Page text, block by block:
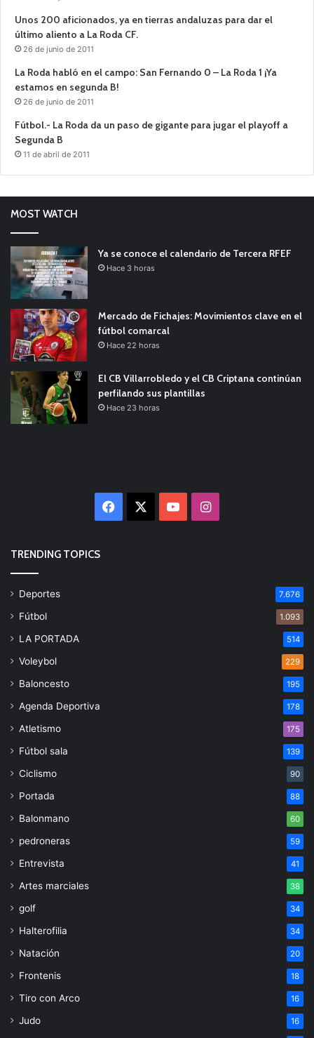
Unos 200 aficionados, ya en tierras andaluzas para dar el
último aliento a La Roda CF.
26 de junio de 2011
La Roda habló en el campo: San Fernando 0 – La Roda 1 ¡Ya
estamos en segunda B!
26 de junio de 2011
Fútbol.- La Roda da un paso de gigante para jugar el playoff a
Segunda B
11 de abril de 2011
MOST WATCH
Ya se conoce el calendario de Tercera RFEF
Hace 3 horas
Mercado de Fichajes: Movimientos clave en el
fútbol comarcal
Hace 22 horas
El CB Villarrobledo y el CB Criptana continúan
perfilando sus plantillas
Hace 23 horas
Facebook YouTubeInstagram
TRENDING TOPICS
Deportes 7.676
Fútbol 1.093
LA PORTADA 514
Voleybol 229
Baloncesto 195
Agenda Deportiva 178
Atletismo 175
Fútbol sala 139
Ciclismo 90
Portada 88
Balonmano 60
pedroneras 59
Entrevista 41
Artes marciales 38
golf 34
Halterofilia 34
Natación 20
Frontenis 18
Tiro con Arco 16
Judo 16